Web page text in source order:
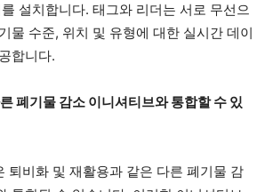
설치합니다. 태그와 리더는 서로 무선으
물 수준, 위치 및 유형에 대한 실시간 데이
합니다.
폐기물 감소 이니셔티브와 통합할 수 있
퇴비화 및 재활용과 같은 다른 폐기물 감